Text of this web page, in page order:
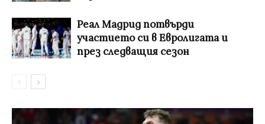
Реал Мадрид потвърди
участието си в Евролигата и
през следващия сезон